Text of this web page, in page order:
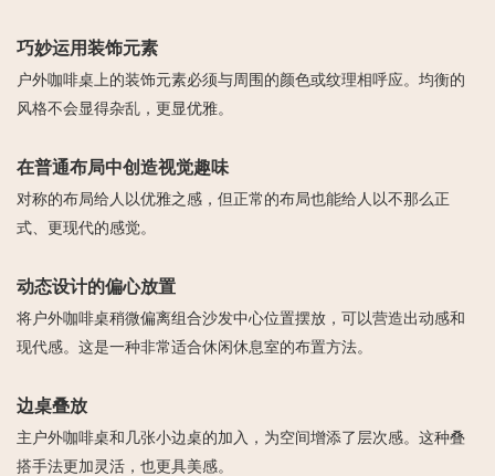
巧妙运用装饰元素
户外咖啡桌上的装饰元素必须与周围的颜色或纹理相呼应。均衡的
风格不会显得杂乱，更显优雅。
在普通布局中创造视觉趣味
对称的布局给人以优雅之感，但正常的布局也能给人以不那么正
式、更现代的感觉。
动态设计的偏心放置
将户外咖啡桌稍微偏离组合沙发中心位置摆放，可以营造出动感和
现代感。这是一种非常适合休闲休息室的布置方法。
边桌叠放
主户外咖啡桌和几张小边桌的加入，为空间增添了层次感。这种叠
搭手法更加灵活，也更具美感。